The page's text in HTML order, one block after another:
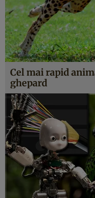
Cel mai rapid
ghepard